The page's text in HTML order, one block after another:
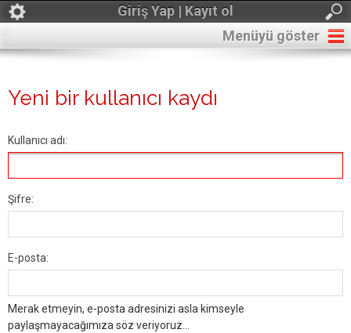
Giriş Yap | Kayıt ol
Menüyü göster
Yeni bir kullanıcı kaydı
Kullanıcı adı:
Şifre:
E-posta:
Merak etmeyin, e-posta adresinizi asla kimseyle
paylaşmayacağımıza söz veriyoruz...